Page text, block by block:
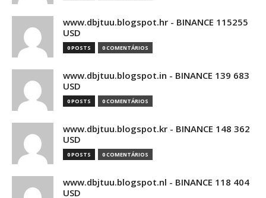
www.dbjtuu.blogspot.hr - BINANCE 115255
USD
0 POSTS 0 COMENTÁRIOS
www.dbjtuu.blogspot.in - BINANCE 139 683
USD
0 POSTS 0 COMENTÁRIOS
www.dbjtuu.blogspot.kr - BINANCE 148 362
USD
0 POSTS 0 COMENTÁRIOS
www.dbjtuu.blogspot.nl - BINANCE 118 404
USD